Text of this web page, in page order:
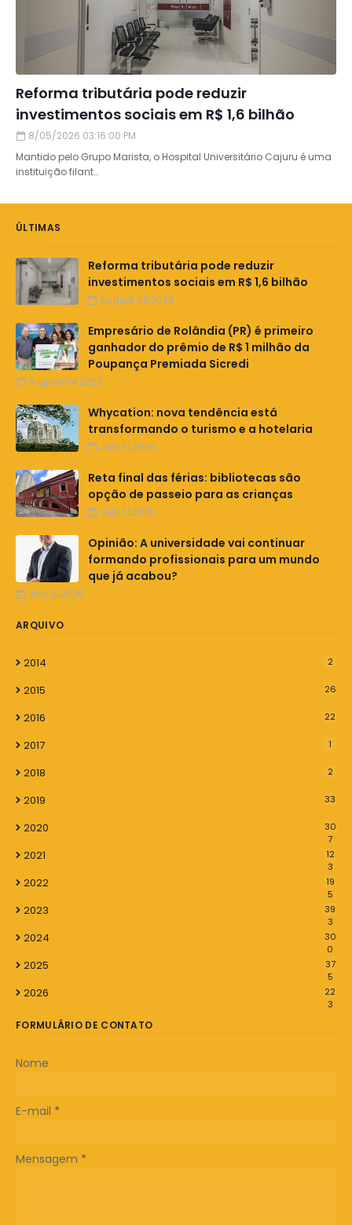
Reforma tributária pode reduzir
investimentos sociais em R$ 1,6 bilhão
8/05/2026 03:16:00 PM
Mantido pelo Grupo Marista, o Hospital Universitário Cajuru é uma
instituição filant…
ÚLTIMAS
Reforma tributária pode reduzir
investimentos sociais em R$ 1,6 bilhão
August 05,2026
Empresário de Rolândia (PR) é primeiro
ganhador do prêmio de R$ 1 milhão da
Poupança Premiada Sicredi
August 04,2026
Whycation: nova tendência está
transformando o turismo e a hotelaria
July 31,2026
Reta final das férias: bibliotecas são
opção de passeio para as crianças
July 31,2026
Opinião: A universidade vai continuar
formando profissionais para um mundo
que já acabou?
July 31,2026
ARQUIVO
2014 2
2015 26
2016 22
2017 1
2018 2
2019 33
2020
30
7
2021
12
3
2022
19
5
2023
39
3
2024
30
0
2025
37
5
2026
22
3
FORMULÁRIO DE CONTATO
Nome
E-mail *
Mensagem *